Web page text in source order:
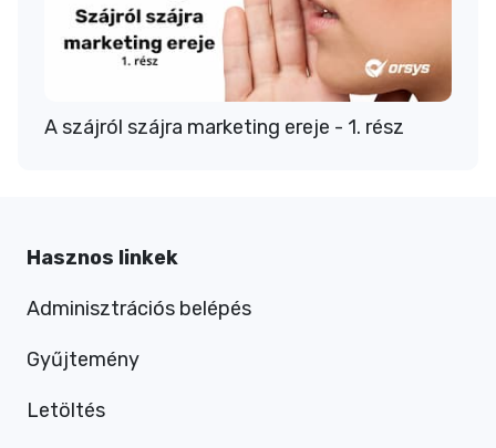
A szájról szájra marketing ereje - 1. rész
Hasznos linkek
Adminisztrációs belépés
Gyűjtemény
Letöltés